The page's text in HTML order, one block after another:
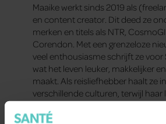
Maaike werkt sinds 2019 als
en content creator. Dit deed ze
merken en titels als NTR,
Corendon. Met een grenzeloze
veel enthousiasme schrijft ze voor
wat het leven leuker, makkelijker
maakt. Als reisliefhebber haalt ze
verschillende culturen, terwijl haar
dieren en goede koffie haar
geluksmomentjes vormen. Naast